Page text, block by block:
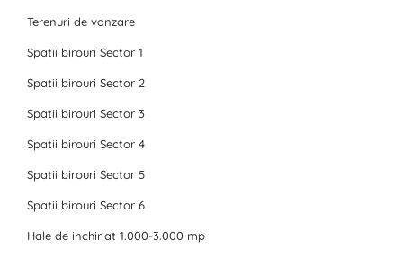
Terenuri de vanzare
Spatii birouri Sector 1
Spatii birouri Sector 2
Spatii birouri Sector 3
Spatii birouri Sector 4
Spatii birouri Sector 5
Spatii birouri Sector 6
Hale de inchiriat 1.000-3.000 mp